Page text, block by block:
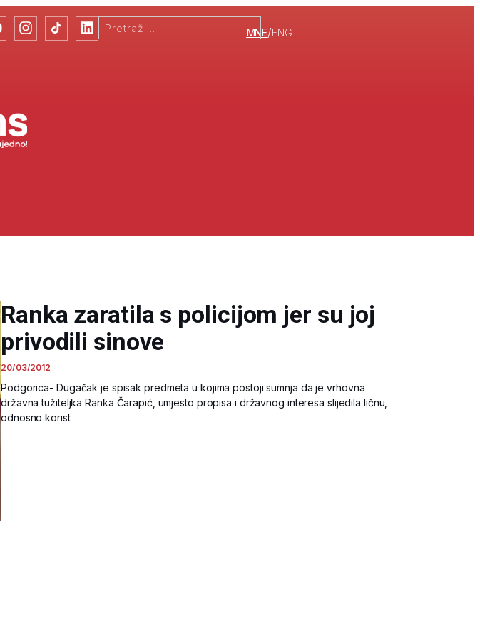
MNE/ENG
Ranka zaratila s policijom jer su joj
privodili sinove
20/03/2012
Podgorica- Dugačak je spisak predmeta u kojima postoji sumnja da je vrhovna
državna tužiteljka Ranka Čarapić, umjesto propisa i državnog interesa slijedila ličnu,
odnosno korist